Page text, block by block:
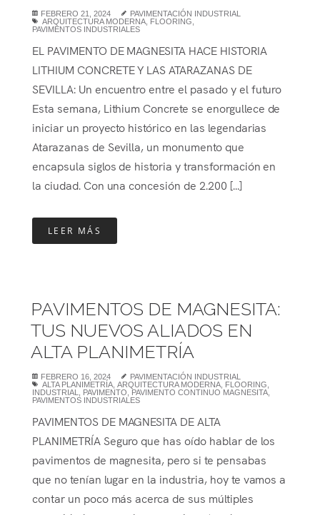
FEBRERO 21, 2024
PAVIMENTACIÓN INDUSTRIAL
ARQUITECTURA MODERNA FLOORING
PAVIMENTOS INDUSTRIALES
EL PAVIMENTO DE MAGNESITA HACE HISTORIA
LITHIUM CONCRETE Y LAS ATARAZANAS DE
SEVILLA: Un encuentro entre el pasado y el futuro
Esta semana, Lithium Concrete se enorgullece de
iniciar un proyecto histórico en las legendarias
Atarazanas de Sevilla, un monumento que
encapsula siglos de historia y transformación en
la ciudad. Con una concesión de 2.200 [...]
LEER MÁS
PAVIMENTOS DE MAGNESITA:
TUS NUEVOS ALIADOS EN
ALTA PLANIMETRÍA
FEBRERO 16, 2024
PAVIMENTACIÓN INDUSTRIAL
ALTA PLANIMETRÍA ARQUITECTURA MODERNA FLOORING
INDUSTRIAL
PAVIMENTO PAVIMENTO CONTINUO MAGNESITA
PAVIMENTOS INDUSTRIALES
PAVIMENTOS DE MAGNESITA DE ALTA
PLANIMETRÍA Seguro que has oído hablar de los
pavimentos de magnesita, pero si te pensabas
que no tenían lugar en la industria, hoy te vamos a
contar un poco más acerca de sus múltiples